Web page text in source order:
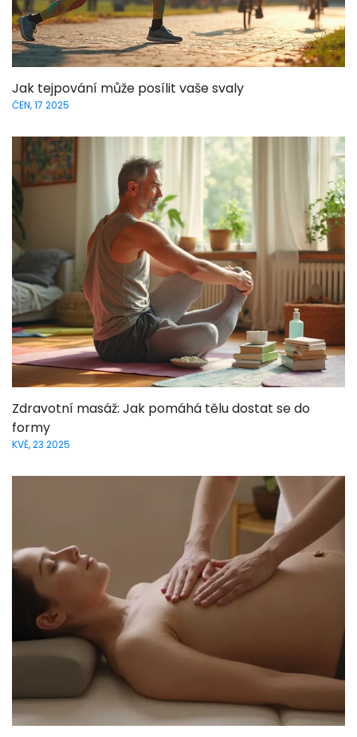
Jak tejpování může posílit vaše svaly
ČEN, 17 2025
Zdravotní masáž: Jak pomáhá tělu dostat se do
formy
KVĚ, 23 2025